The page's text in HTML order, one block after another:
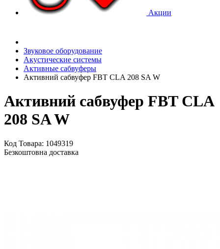
Акции
Звуковое оборудование
Акустические системы
Активные сабвуферы
Активний сабвуфер FBT CLA 208 SA W
Активний сабвуфер FBT CLA
208 SA W
Код Товара: 1049319
Безкоштовна доставка